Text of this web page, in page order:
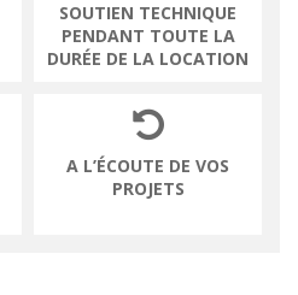
SOUTIEN TECHNIQUE
PENDANT TOUTE LA
DURÉE DE LA LOCATION
A L’ÉCOUTE DE VOS
PROJETS